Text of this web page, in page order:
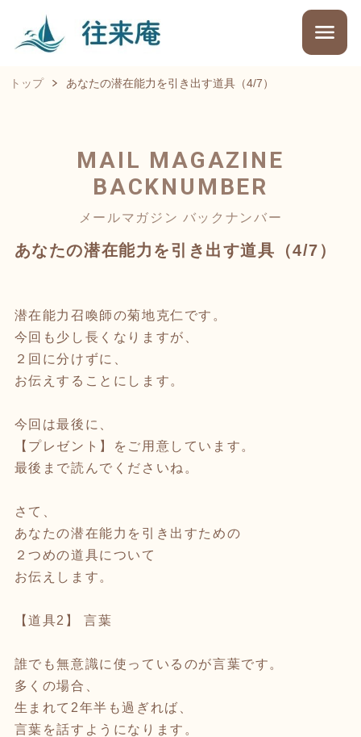
トップ あなたの潜在能力を引き出す道具（4/7）
MAIL MAGAZINE
BACKNUMBER
メールマガジン バックナンバー
あなたの潜在能力を引き出す道具（4/7）
潜在能力召喚師の菊地克仁です。
今回も少し長くなりますが、
２回に分けずに、
お伝えすることにします。
今回は最後に、
【プレゼント】をご用意しています。
最後まで読んでくださいね。
さて、
あなたの潜在能力を引き出すための
２つめの道具について
お伝えします。
【道具2】 言葉
誰でも無意識に使っているのが言葉です。
多くの場合、
生まれて2年半も過ぎれば、
言葉を話すようになります。